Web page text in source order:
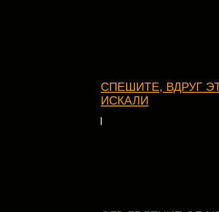
СПЕШИТЕ, ВДРУГ
ИСКАЛИ